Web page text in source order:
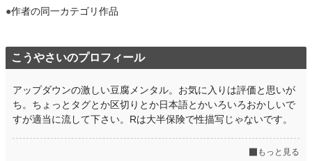
初回完結日時 2018.04.20 20:30
月間ポイント 11,426 pt (4,007 位)
累計ポイント 309,508 pt (14,852 位)
●作者の同一カテゴリ作品
こうやさいのプロフィール
アップダウンの激しい豆腐メンタル。お気に入りは評価と思いが
ち。ちょっとタグとか区切りとか日本語とかいろいろおかしいで
すが適当に流して下さい。Rは大半保険で性描写じゃないです。
もっと見る